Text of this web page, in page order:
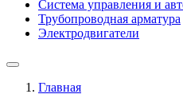
Система управления и
Трубопроводная арматура
Электродвигатели
Главная